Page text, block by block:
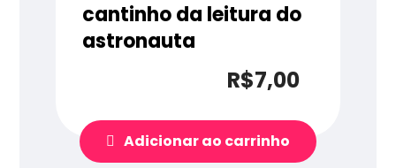
cantinho da leitura do
astronauta
R$7,00
Adicionar ao carrinho